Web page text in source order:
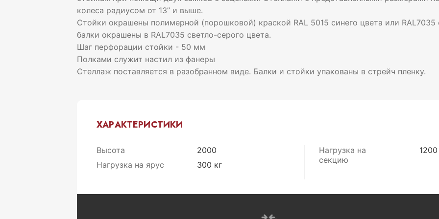
колеса радиусом от 13” и выше.
Стойки окрашены полимерной (порошковой) краской RAL 5015 синего цвета или RAL7035
балки окрашены в RAL7035 светло-серого цвета.
Шаг перфорации стойки - 50 мм
Полками служит настил из фанеры
Стеллаж поставляется в разобранном виде. Балки и стойки упакованы в стрейч пленку.
ХАРАКТЕРИСТИКИ
Высота
2000
Нагрузка на ярус
300 кг
Нагрузка на
секцию
1200